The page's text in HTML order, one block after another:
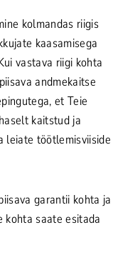
kolmandas riigis
kaasamisega
vastava riigi kohta
andmekaitse
et Teie
kaitstud ja
leiate töötlemisviiside
garantii kohta ja
kohta saate esitada